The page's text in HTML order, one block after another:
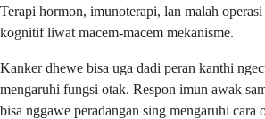
Terapi hormon, imunoterapi, lan malah
kognitif liwat macem-macem mekanisme.
Kanker dhewe bisa uga dadi peran kanthi
mengaruhi fungsi otak. Respon imun awak
bisa nggawe peradangan sing mengaruhi cara